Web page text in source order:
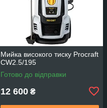
Мийка високого тиску Procraft
CW2.5/195
Готово до відправки
12 600 ₴